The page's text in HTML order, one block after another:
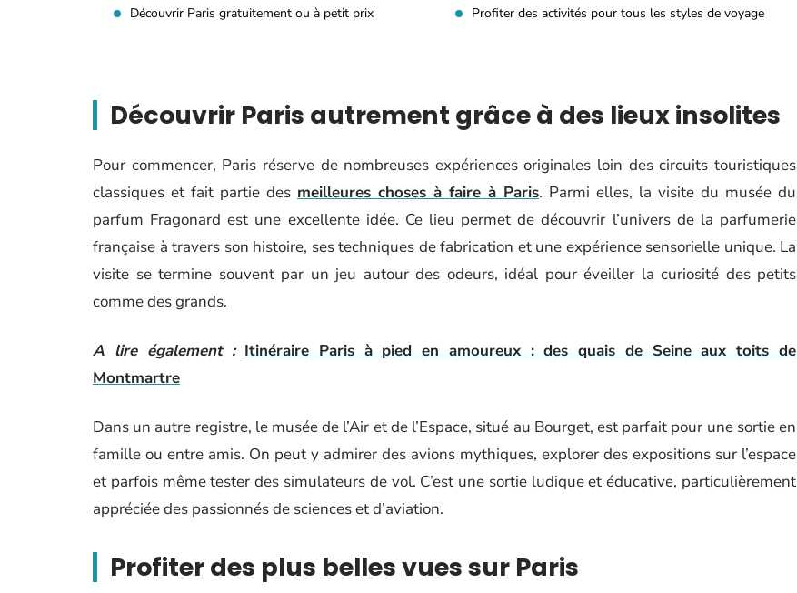
Découvrir Paris gratuitement ou à petit prix
Profiter des activités pour tous les styles de voyage
Découvrir Paris autrement grâce à des lieux insolites
Pour commencer, Paris réserve de nombreuses expériences originales loin des circuits touristiques
classiques et fait partie des meilleures choses à faire à Paris. Parmi elles, la visite du musée du
parfum Fragonard est une excellente idée. Ce lieu permet de découvrir l’univers de la parfumerie
française à travers son histoire, ses techniques de fabrication et une expérience sensorielle unique. La
visite se termine souvent par un jeu autour des odeurs, idéal pour éveiller la curiosité des petits
comme des grands.
A lire également : Itinéraire Paris à pied en amoureux : des quais de Seine aux toits de
Montmartre
Dans un autre registre, le musée de l’Air et de l’Espace, situé au Bourget, est parfait pour une sortie en
famille ou entre amis. On peut y admirer des avions mythiques, explorer des expositions sur l’espace
et parfois même tester des simulateurs de vol. C’est une sortie ludique et éducative, particulièrement
appréciée des passionnés de sciences et d’aviation.
Profiter des plus belles vues sur Paris